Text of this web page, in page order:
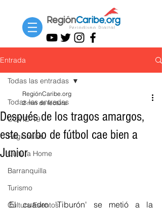
Entrada
Todas las entradas
COVID-19
Regionales
Cultura Home
Barranquilla
Turismo
Cultura Eventos
Todas las entradas
Después de los tragos amargos,
este sorbo de fútbol cae bien a
Junior
RegiónCaribe.org
2 min de lectura
El cuadro 'Tiburón' se metió a la